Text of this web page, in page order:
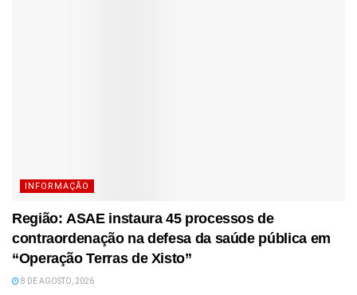
INFORMAÇÃO
Região: ASAE instaura 45 processos de
contraordenação na defesa da saúde pública em
“Operação Terras de Xisto”
8 DE AGOSTO, 2026